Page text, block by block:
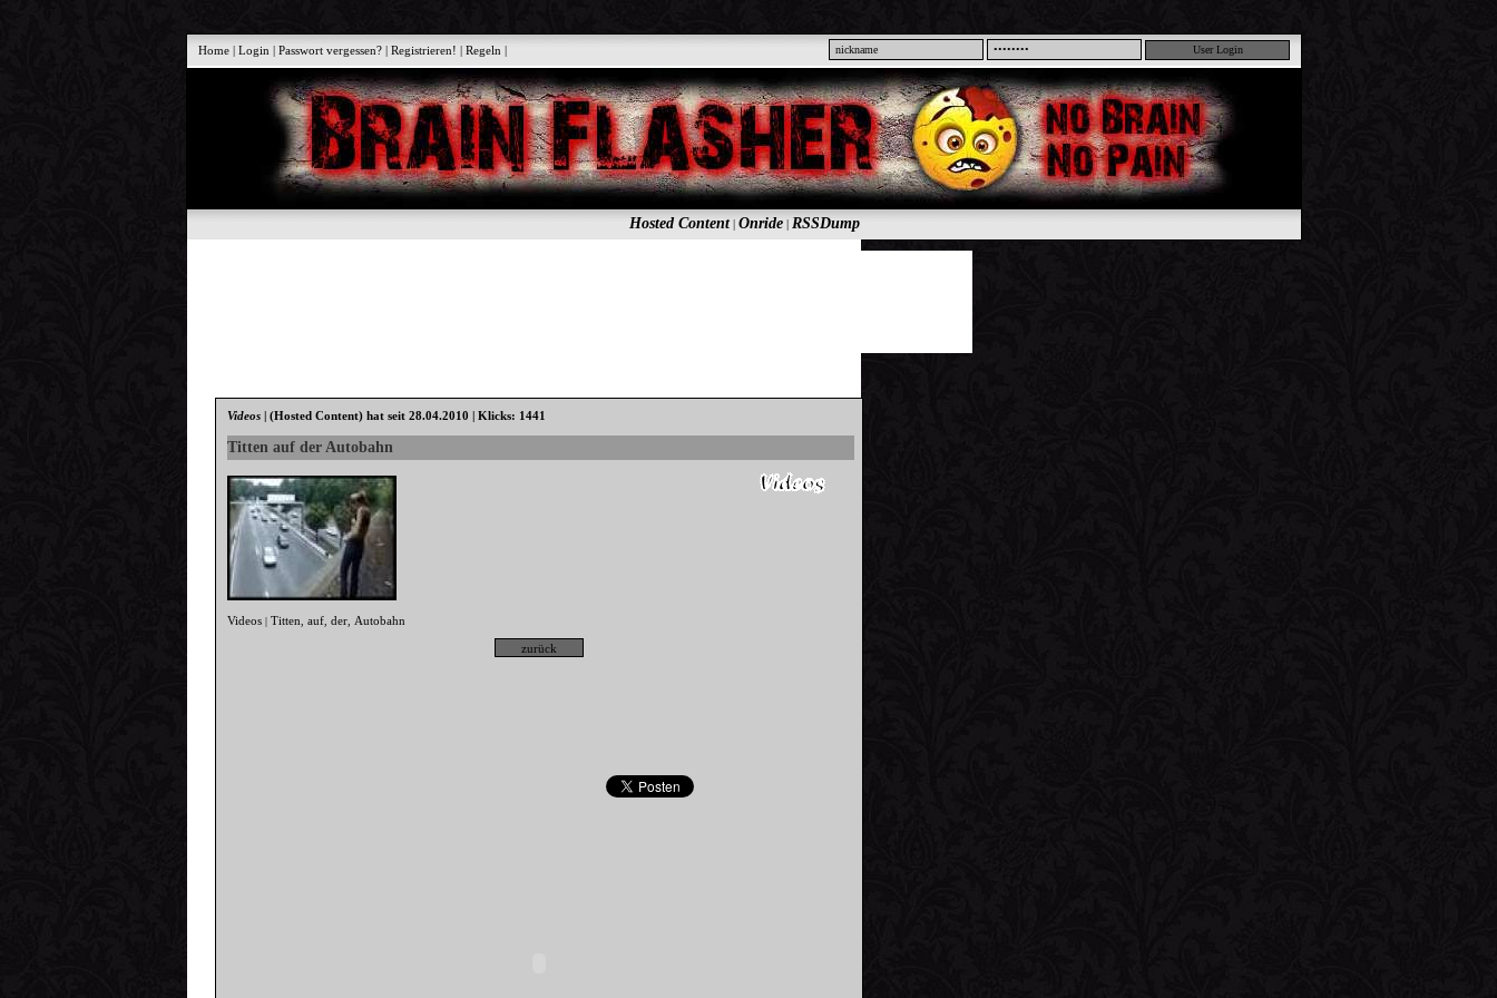
Home |Login |Passwort vergessen? |Registrieren! |Regeln |
Hosted Content| Onride| RSSDump
Videos |(Hosted Content) hat seit 28.04.2010 | Klicks: 1441
Titten auf der Autobahn
Videos |Titten ,auf ,der Autobahn